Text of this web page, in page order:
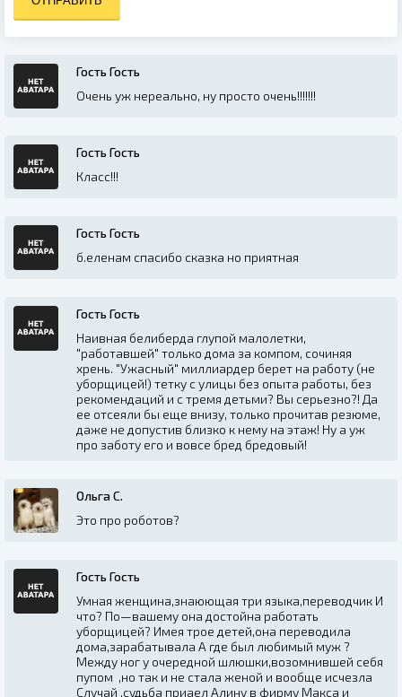
Гость Гость
Очень уж нереально, ну просто очень!!!!!!!
Гость Гость
Класс!!!
Гость Гость
б.еленам спасибо сказка но приятная
Гость Гость
Наивная белиберда глупой малолетки,
"работавшей" только дома за компом, сочиняя
хрень. "Ужасный" миллиардер берет на работу (не
уборщицей!) тетку с улицы без опыта работы, без
рекомендаций и с тремя детьми? Вы серьезно?! Да
ее отсеяли бы еще внизу, только прочитав резюме,
даже не допустив близко к нему на этаж! Ну а уж
про заботу его и вовсе бред бредовый!
Ольга С.
Это про роботов?
Гость Гость
Умная женщина,знаюющая три языка,переводчик И
что? По—вашему она достойна работать
уборщицей? Имея трое детей,она переводила
дома,зарабатывала А где был любимый муж ?
Между ног у очередной шлюшки,возомнившей себя
пупом ,но так и не стала женой и вообще исчезла
Случай ,судьба приаел Алину в фирму Макса и